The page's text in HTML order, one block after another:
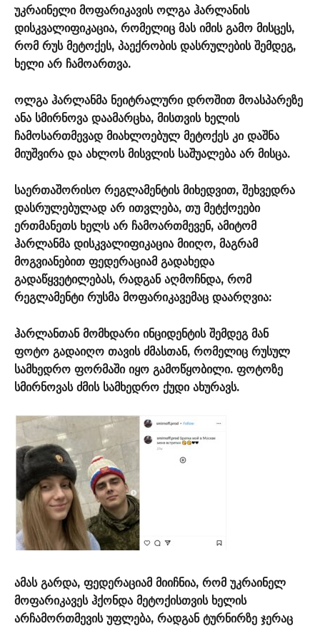
უკრაინელი მოფარიკავის ოლგა ჰარლანის
დისკვალიფიკაცია, რომელიც მას იმის გამო მისცეს,
რომ რუს მეტოქეს, პაექრობის დასრულების შემდეგ,
ხელი არ ჩამოართვა.
ოლგა ჰარლანმა ნეიტრალური დროშით მოასპარეზე
ანა სმირნოვა დაამარცხა, მისთვის ხელის
ჩამოსართმევად მიახლოებულ მეტოქეს კი დაშნა
მიუშვირა და ახლოს მისვლის საშუალება არ მისცა.
საერთაშორისო რეგლამენტის მიხედვით, შეხვედრა
დასრულებულად არ ითვლება, თუ მეტქოეები
ერთმანეთს ხელს არ ჩამოართმევენ, ამიტომ
ჰარლანმა დისკვალიფიკაცია მიიღო, მაგრამ
მოგვიანებით ფედერაციამ გადახედა
გადაწყვეტილებას, რადგან აღმოჩნდა, რომ
რეგლამენტი რუსმა მოფარიკავემაც დაარღვია:
ჰარლანთან მომხდარი ინციდენტის შემდეგ მან
ფოტო გადაიღო თავის ძმასთან, რომელიც რუსულ
სამხედრო ფორმაში იყო გამოწყობილი. ფოტოზე
სმირნოვას ძმის სამხედრო ქუდი ახურავს.
ამას გარდა, ფედერაციამ მიიჩნია, რომ უკრაინელ
მოფარიკავეს ჰქონდა მეტოქისთვის ხელის
არჩამორთმევის უფლება, რადგან ტურნირზე ჯერაც